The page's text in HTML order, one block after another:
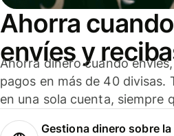
Ahorra
envíes y
Ahorra dinero cuando
pagos en más de 40 divisas.
en una sola cuenta, siempre
Gestiona dinero sobre